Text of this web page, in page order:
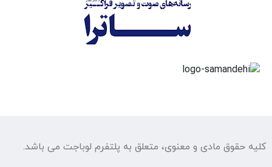
کلیه حقوق مادی و معنوی، متعلق به پلتفرم لوباجت می باشد.